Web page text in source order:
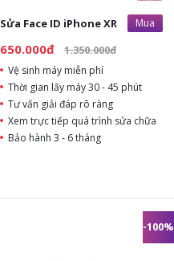
Sửa Face ID iPhone XR Mua
650.000đ 1.350.000đ
Vệ sinh máy miễn phí
Thời gian lấy máy 30 - 45 phút
Tư vấn giải đáp rõ ràng
Xem trực tiếp quá trình sửa chữa
Bảo hành 3 - 6 tháng
-100%